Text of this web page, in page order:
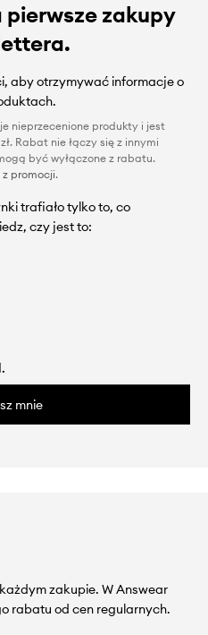
pierwsze zakupy
aby otrzymywać informacje o
nieprzecenione produkty i jest
Rabat nie łączy się z innymi
być wyłączone z rabatu.
promocji.
trafiało tylko to, co
czy jest to:
mnie
zakupie. W Answear
rabatu od cen regularnych.